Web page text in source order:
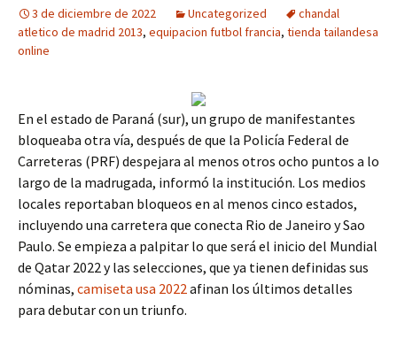
3 de diciembre de 2022 Uncategorized
chandal
atletico de madrid 2013, equipacion futbol francia, tienda tailandesa
online
En el estado de Paraná (sur), un grupo de manifestantes
bloqueaba otra vía, después de que la Policía Federal de
Carreteras (PRF) despejara al menos otros ocho puntos a lo
largo de la madrugada, informó la institución. Los medios
locales reportaban bloqueos en al menos cinco estados,
incluyendo una carretera que conecta Rio de Janeiro y Sao
Paulo. Se empieza a palpitar lo que será el inicio del Mundial
de Qatar 2022 y las selecciones, que ya tienen definidas sus
nóminas, camiseta usa 2022afinan los últimos detalles
para debutar con un triunfo.